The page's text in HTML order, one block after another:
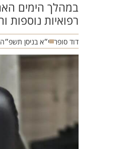
במהלך הימים
רפואיות
דוד סופר י״א בניסן תשפ״ה (09/04/